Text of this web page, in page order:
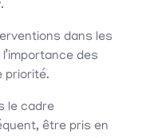
dans les
des
priorité.
le cadre
être pris en